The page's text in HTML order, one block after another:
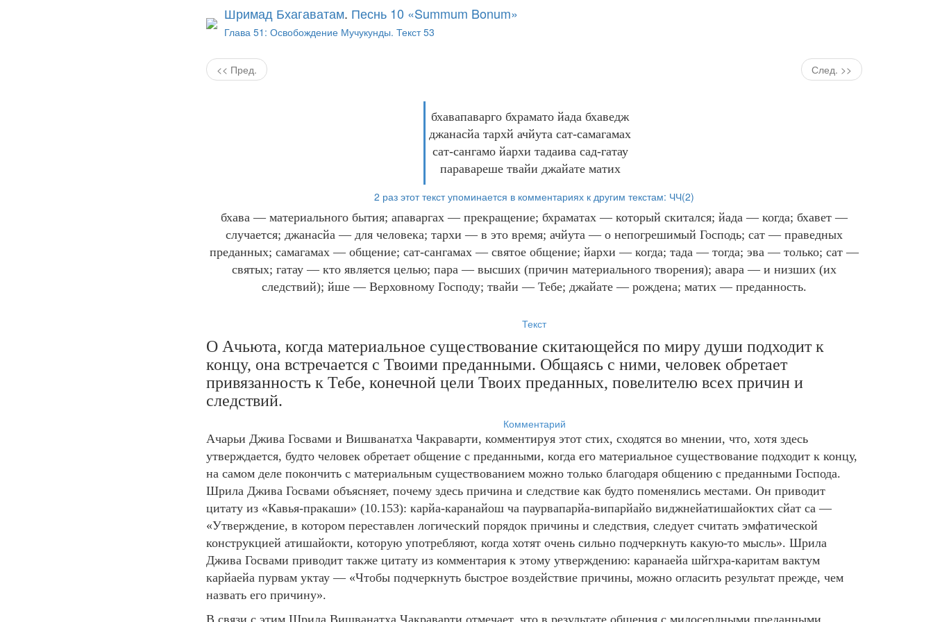
Шримад Бхагаватам. Песнь 10 «Summum Bonum»
Глава 51: Освобождение Мучукунды. Текст 53
<< Пред. След. >>
бхавапаварго бхрамато йада бхаведж
джанасйа тархй ачйута сат-самагамах
сат-сангамо йархи тадаива сад-гатау
паравареше твайи джайате матих
2 раз этот текст упоминается в комментариях к другим текстам: ЧЧ(2)
бхава — материального бытия; апаваргах — прекращение; бхраматах — который скитался; йада — когда; бхавет —
случается; джанасйа — для человека; тархи — в это время; ачйута — о непогрешимый Господь; caт — праведных
преданных; самагамах — общение; сат-сангамах — святое общение; йархи — когда; тада — тогда; эва — только; caт —
святых; гатау — кто является целью; пара — высших (причин материального творения); авара — и низших (их
следствий); йше — Верховному Господу; твайи — Тебе; джайате — рождена; матих — преданность.
Текст
О Ачьюта, когда материальное существование скитающейся по миру души подходит к
концу, она встречается с Твоими преданными. Общаясь с ними, человек обретает
привязанность к Тебе, конечной цели Твоих преданных, повелителю всех причин и
следствий.
Комментарий
Ачарьи Джива Госвами и Вишванатха Чакраварти, комментируя этот стих, сходятся во мнении, что, хотя здесь
утверждается, будто человек обретает общение с преданными, когда его материальное существование подходит к концу,
на самом деле покончить с материальным существованием можно только благодаря общению с преданными Господа.
Шрила Джива Госвами объясняет, почему здесь причина и следствие как будто поменялись местами. Он приводит
цитату из «Кавья-пракаши» (10.153): карйа-каранайош ча паурвапарйа-випарйайо виджнейатишайоктих сйат са —
«Утверждение, в котором переставлен логический порядок причины и следствия, следует считать эмфатической
конструкцией атишайокти, которую употребляют, когда хотят очень сильно подчеркнуть какую-то мысль». Шрила
Джива Госвами приводит также цитату из комментария к этому утверждению: каранаейа шйгхра-каритам вактум
карйаейа пурвам уктау — «Чтобы подчеркнуть быстрое воздействие причины, можно огласить результат прежде, чем
назвать его причину».
В связи с этим Шрила Вишванатха Чакраварти отмечает, что в результате общения с милосердными преданными